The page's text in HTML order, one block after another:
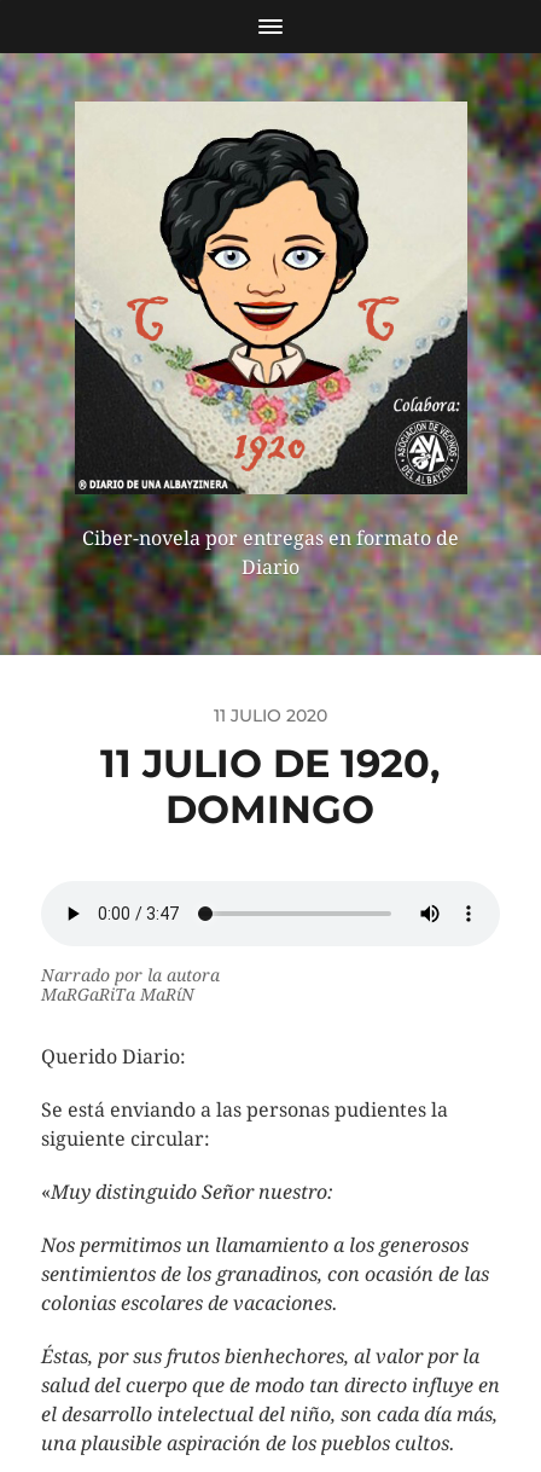
Ciber-novela por entregas en formato de
Diario
11 JULIO 2020
11 JULIO DE 1920,
DOMINGO
Narrado por la autora
MaRGaRiTa MaRíN
Querido Diario:
Se está enviando a las personas pudientes la
siguiente circular:
«Muy distinguido Señor nuestro:
Nos permitimos un llamamiento a los generosos
sentimientos de los granadinos, con ocasión de las
colonias escolares de vacaciones.
Éstas, por sus frutos bienhechores, al valor por la
salud del cuerpo que de modo tan directo influye en
el desarrollo intelectual del niño, son cada día más,
una plausible aspiración de los pueblos cultos.